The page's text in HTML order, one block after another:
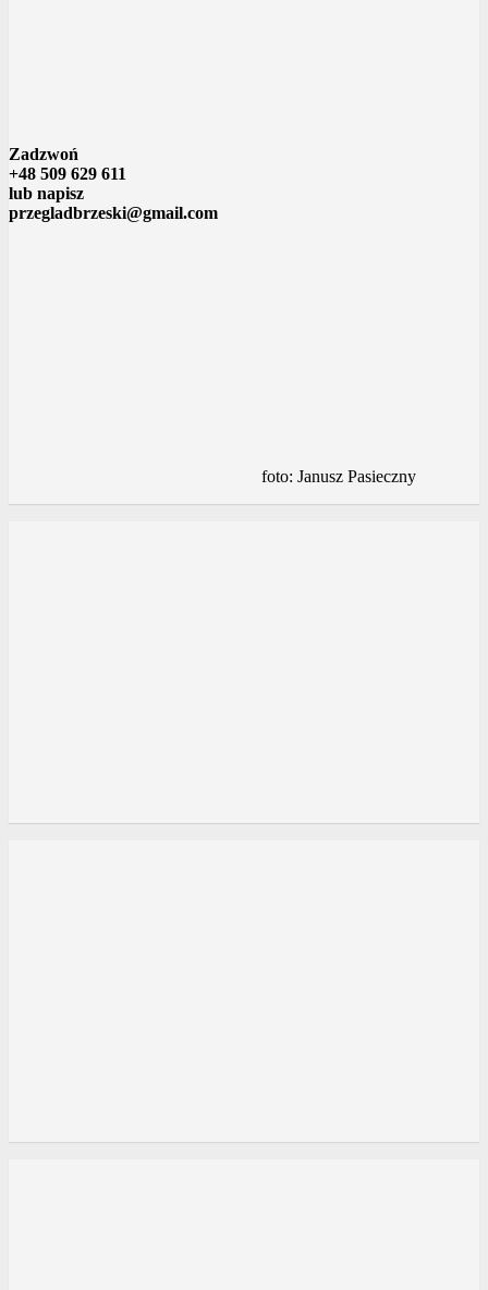
Zadzwoń
+48 509 629 611
lub napisz
przegladbrzeski@gmail.com
foto: Janusz Pasieczny